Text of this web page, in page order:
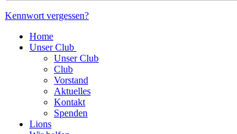
Kennwort vergessen?
Home
Unser Club
Unser Club
Club
Vorstand
Aktuelles
Kontakt
Spenden
Lions